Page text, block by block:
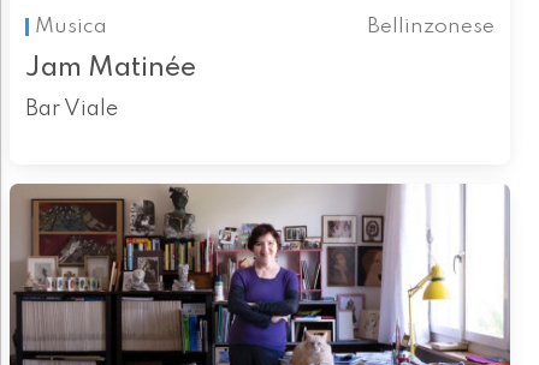
Musica
Bellinzonese
Jam Matinée
Bar Viale